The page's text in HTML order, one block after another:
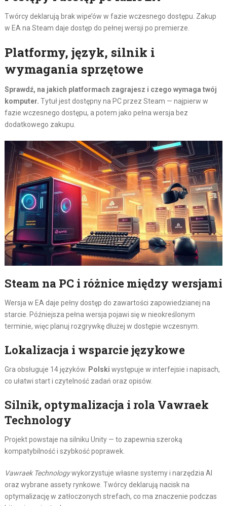
Twórcy deklarują brak wipe’ów w fazie wczesnego dostępu. Zakup
w EA na Steam daje dostęp do pełnej wersji po premierze.
Platformy, język, silnik i
wymagania sprzętowe
Sprawdź, na jakich platformach zagrajesz i czego wymaga twój
komputer. Tytuł jest dostępny na PC przez Steam — najpierw w
fazie wczesnego dostępu, a potem jako pełna wersja bez
dodatkowego zakupu.
Steam na PC i różnice między wersjami
Wersja w EA daje pełny dostęp do zawartości zapowiedzianej na
starcie. Późniejsza pełna wersja pojawi się w nieokreślonym
terminie, więc planuj rozgrywkę dłużej w dostępie wczesnym.
Lokalizacja i wsparcie językowe
Gra obsługuje 14 języków. Polski występuje w interfejsie i napisach,
co ułatwi start i czytelność zadań oraz opisów.
Silnik, optymalizacja i rola Vawraek
Technology
Projekt powstaje na silniku Unity — to zapewnia szeroką
kompatybilność i szybkość poprawek.
Vawraek Technologywykorzystuje własne systemy i narzędzia AI
oraz wybrane assety rynkowe. Twórcy deklarują nacisk na
optymalizację w zatłoczonych strefach, co ma znaczenie podczas